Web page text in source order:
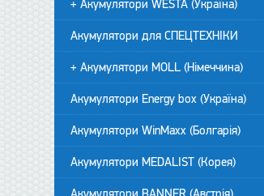
+ Акумулятори WESTA (Україна)
Акумулятори для СПЕЦТЕХНІКИ
+ Акумулятори MOLL (Німеччина)
Акумулятори Energy box (Україна)
Акумулятори WinMaxx (Болгарія)
Акумулятори MEDALIST (Корея)